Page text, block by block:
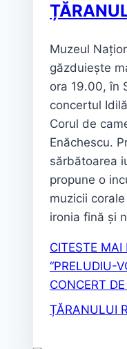
Muzeul
găzduiește
ora 19.00, în
concertul
Corul de
Enăchescu.
sărbătoarea
propune o
muzicii
ironia fină și
CITESTE MAI
“PRELUDIU-
CONCERT
ȚĂRANULUI